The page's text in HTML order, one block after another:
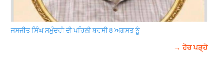
ਜਸਜੀਤ ਸਿੰਘ ਸਮੁੰਦਰੀ ਦੀ ਪਹਿਲੀ ਬਰਸੀ 8 ਅਗਸਤ ਨੂੰ
→ ਹੋਰ ਪੜ੍ਹੋ